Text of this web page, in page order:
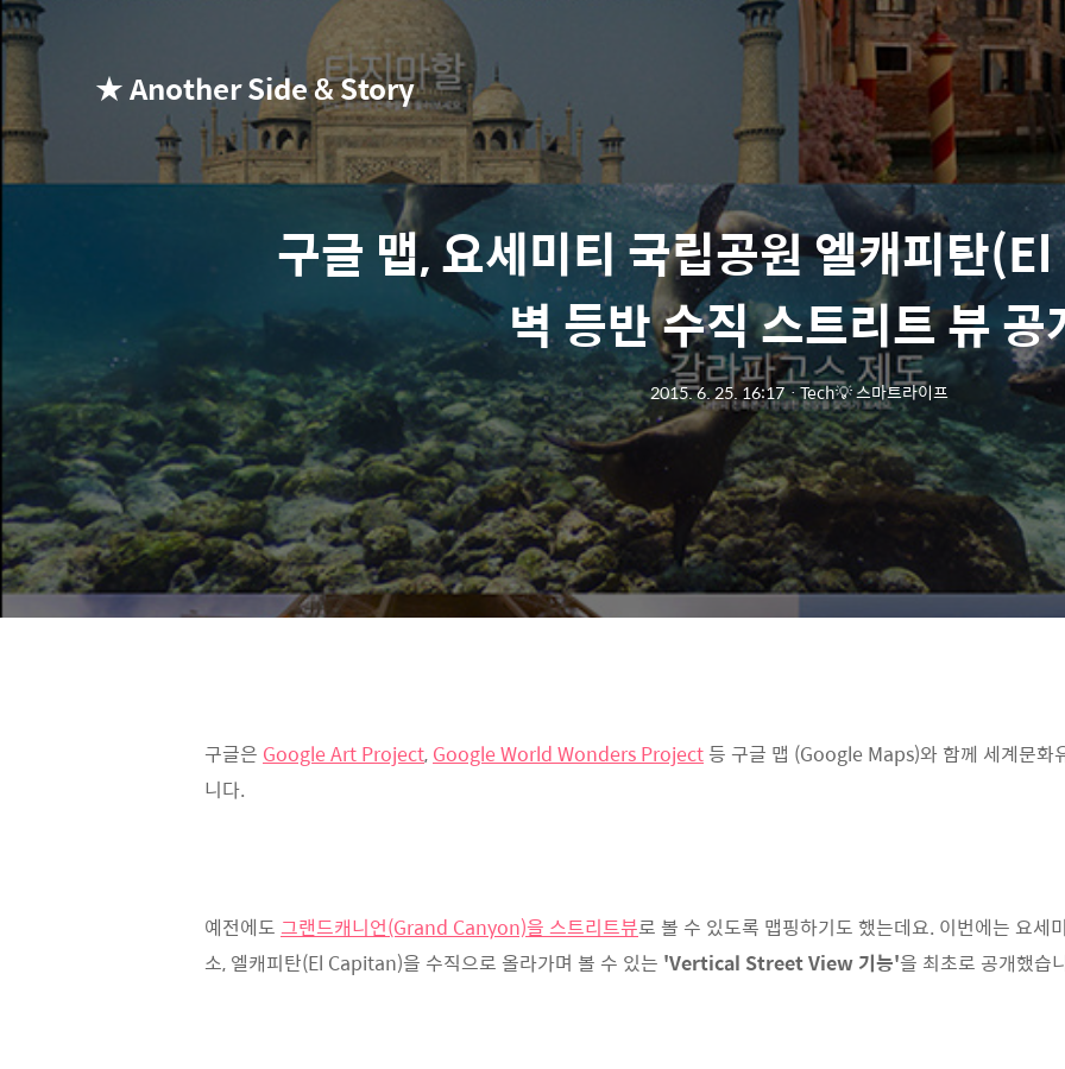
★ Another Side & Story
구글 맵, 요세미티 국립공원 엘캐피탄
벽 등반 수직 스트리트 뷰 공
2015. 6. 25. 16:17ㆍTech💡 스마트라이프
구글은 Google Art Project, Google World Wonders Project등 구글 맵 (Google Maps)와 함께 세계문화
니다.
예전에도 그랜드캐니언(Grand Canyon)을 스트리트뷰로 볼 수 있도록 맵핑하기도 했는데요. 이번에는 요세
소, 엘캐피탄(El Capitan)을 수직으로 올라가며 볼 수 있는 'Vertical Street View 기능'을 최초로 공개했습